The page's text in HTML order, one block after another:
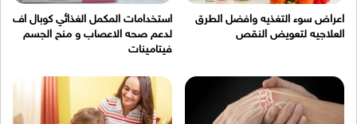
اعراض سوء التغذيه وافضل الطرق
العلاجيه لتعويض النقص
استخدامات المكمل الغذائي كوبال اف
لدعم صحه الاعصاب و منح الجسم
فيتامينات